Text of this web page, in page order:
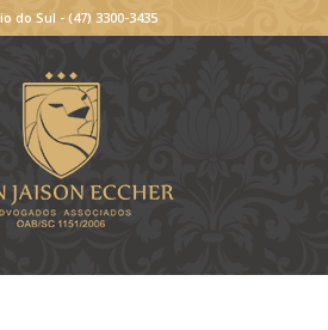
do Sul - (47) 3300-3435